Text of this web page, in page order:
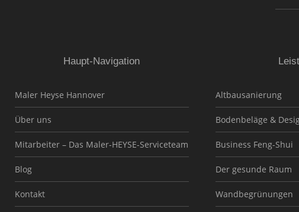
Haupt-Navigation
Maler Heyse Hannover
Über uns
Mitarbeiter – Das Maler-HEYSE-Serviceteam
Blog
Kontakt
Altbausanierung
Bodenbeläge &
Business Feng-Shui
Der gesunde Raum
Wandbegrünungen